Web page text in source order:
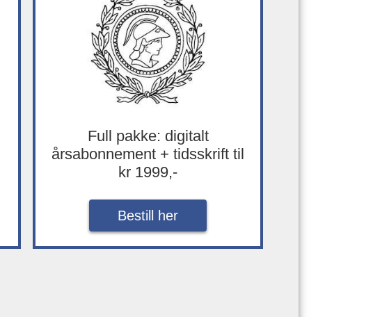
Full pakke: digitalt
årsabonnement + tidsskrift til
kr 1999,-
Bestill her